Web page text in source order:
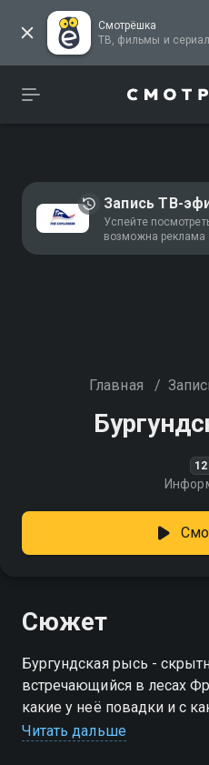
Смотрёшка
ТВ, фильмы и
Запись ТВ-
Успейте
возможна реклама
Главная /
Сюжет
Бургундская рысь -
встречающийся в лесах
какие у неё повадки и с
сталкивается в
Читать дальше